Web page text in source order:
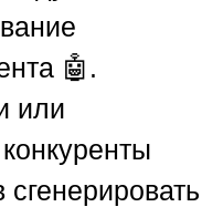
🤖.
или
сгенерировать